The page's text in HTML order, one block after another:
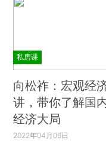
私房课
向松祚：宏观经
讲，带你了解国
经济大局
2022年04月06日